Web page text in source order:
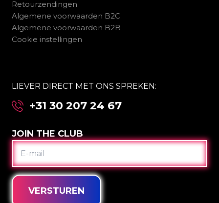
Retourzendingen
Algemene voorwaarden B2C
Algemene voorwaarden B2B
Cookie instellingen
LIEVER DIRECT MET ONS SPREKEN:
+31 30 207 24 67
JOIN THE CLUB
E-
MAIL
VERSTUREN